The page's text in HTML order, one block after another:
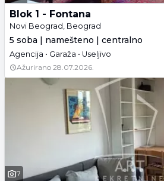
Blok 1 - Fontana
Novi Beograd, Beograd
5 soba | namešteno | centralno
Agencija • Garaža • Useljivo
Ažurirano 28.07.2026.
7